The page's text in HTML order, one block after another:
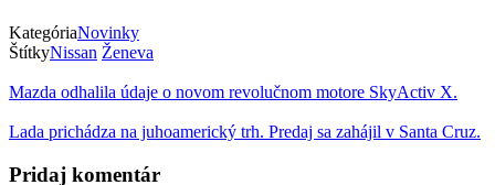
KategóriaNovinky
ŠtítkyNissan Ženeva
Mazda odhalila údaje o novom revolučnom motore SkyActiv X.
Lada prichádza na juhoamerický trh. Predaj sa zahájil v Santa Cruz.
Pridaj komentár